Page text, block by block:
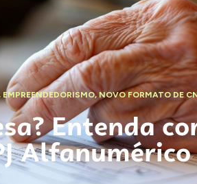
EMPREENDEDORISMO,NOVO FORMATO DE
Entenda
Alfanumérico